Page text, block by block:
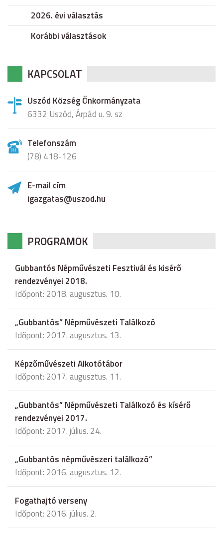
2026. évi választás
Korábbi választások
KAPCSOLAT
Uszód Község Önkormányzata
6332 Uszód, Árpád u. 9. sz
Telefonszám
(78) 418-126
E-mail cím
igazgatas@uszod.hu
PROGRAMOK
Gubbantós Népművészeti Fesztivál és kisérő
rendezvényei 2018.
Időpont: 2018. augusztus. 10.
„Gubbantós” Népművészeti Találkozó
Időpont: 2017. augusztus. 13.
Képzőművészeti Alkotótábor
Időpont: 2017. augusztus. 11.
„Gubbantós” Népművészeti Találkozó és kísérő
rendezvényei 2017.
Időpont: 2017. július. 24.
„Gubbantós népművészeri találkozó”
Időpont: 2016. augusztus. 12.
Fogathajtó verseny
Időpont: 2016. július. 2.